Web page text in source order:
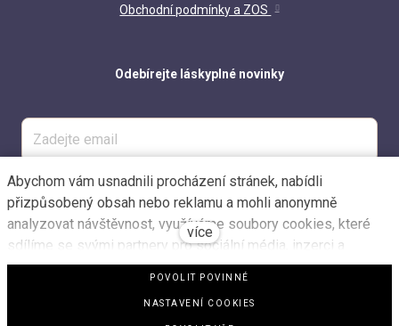
Obchodní podmínky a ZOS
Odebírejte láskyplné novinky
ODESLAT
Abychom vám usnadnili procházení stránek, nabídli
přizpůsobený obsah nebo reklamu a mohli anonymně
analyzovat návštěvnost, využíváme soubory cookies, které
sdílíme se svými partnery pro sociální média, inzerci a
analýzu. Jejich nastavení upravíte odkazem "Nastavení
Podrobnější informace najdete v našich Zásadách ochrany
více
POVOLIT POVINNÉ
NASTAVENÍ COOKIES